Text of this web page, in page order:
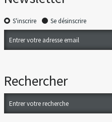
S'inscrire Se désinscrire
Rechercher